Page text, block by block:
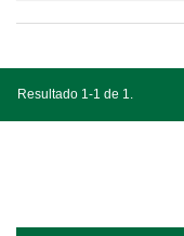
Resultado 1-1 de 1.